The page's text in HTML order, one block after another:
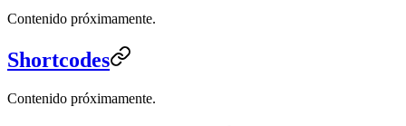
Contenido próximamente.
Shortcodes
Contenido próximamente.